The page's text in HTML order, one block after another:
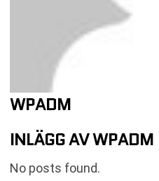
WPADM
INLÄGG AV WPADM
No posts found.